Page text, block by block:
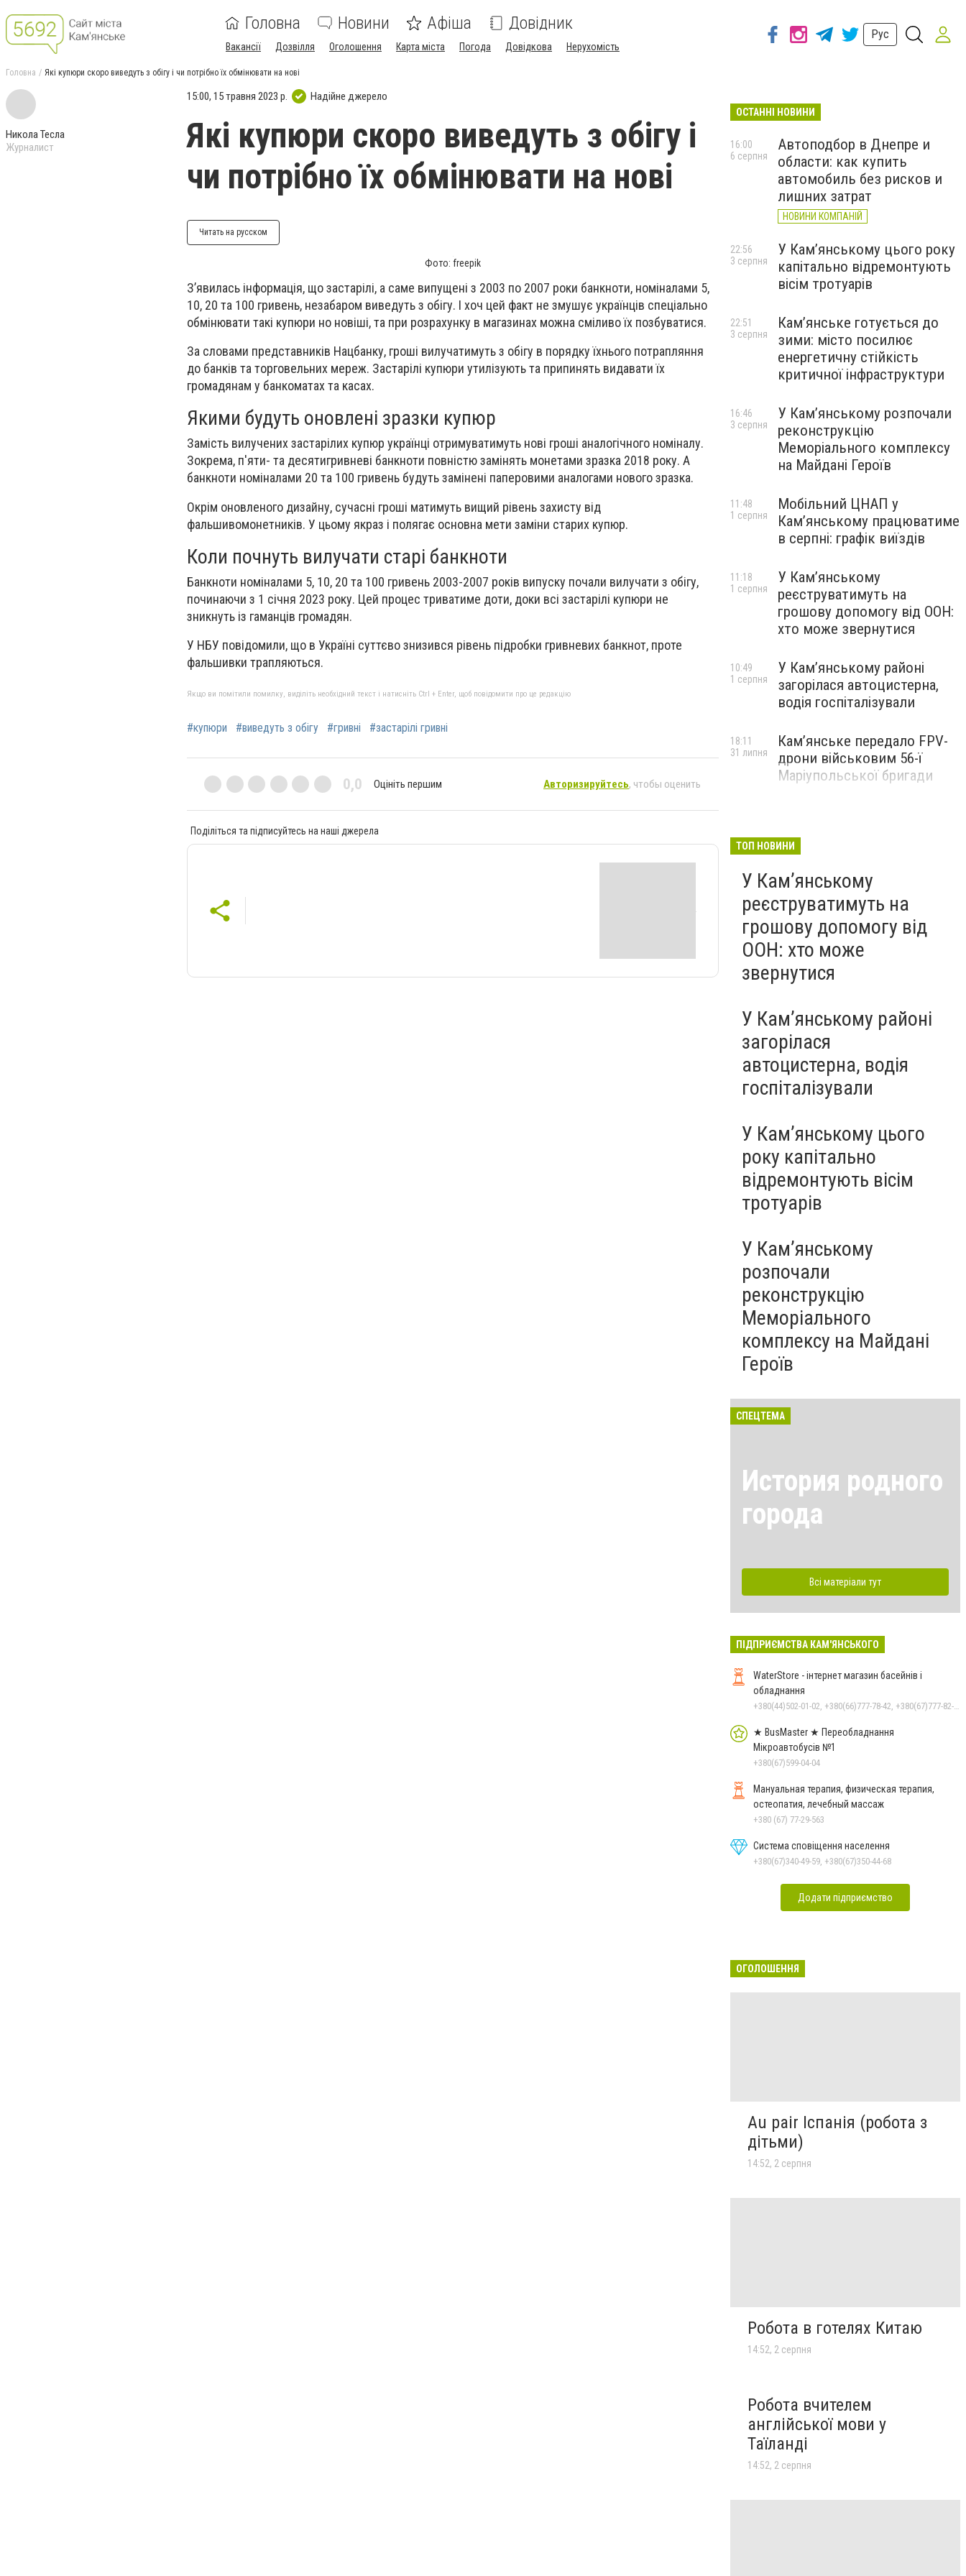
Головна Новини Афіша Довідник
Вакансії Дозвілля Оголошення Карта міста Погода Довідкова Нерухомість
Рус
Головна Які купюри скоро виведуть з обігу і чи потрібно їх обмінювати на нові
Никола Тесла
Журналист
15:00, 15 травня 2023 р. Надійне джерело
Які купюри скоро виведуть з обігу і
чи потрібно їх обмінювати на нові
Читать на русском
Фото: freepik
З’явилась інформація, що застарілі, а саме випущені з 2003 по 2007 роки банкноти, номіналами 5,
10, 20 та 100 гривень, незабаром виведуть з обігу. І хоч цей факт не змушує українців спеціально
обмінювати такі купюри но новіші, та при розрахунку в магазинах можна сміливо їх позбуватися.
За словами представників Нацбанку, гроші вилучатимуть з обігу в порядку їхнього потрапляння
до банків та торговельних мереж. Застарілі купюри утилізують та припинять видавати їх
громадянам у банкоматах та касах.
Якими будуть оновлені зразки купюр
Замість вилучених застарілих купюр українці отримуватимуть нові гроші аналогічного номіналу.
Зокрема, п'яти- та десятигривневі банкноти повністю замінять монетами зразка 2018 року. А
банкноти номіналами 20 та 100 гривень будуть замінені паперовими аналогами нового зразка.
Окрім оновленого дизайну, сучасні гроші матимуть вищий рівень захисту від
фальшивомонетників. У цьому якраз і полягає основна мети заміни старих купюр.
Коли почнуть вилучати старі банкноти
Банкноти номіналами 5, 10, 20 та 100 гривень 2003-2007 років випуску почали вилучати з обігу,
починаючи з 1 січня 2023 року. Цей процес триватиме доти, доки всі застарілі купюри не
зникнуть із гаманців громадян.
У НБУ повідомили, що в Україні суттєво знизився рівень підробки гривневих банкнот, проте
фальшивки трапляються.
Якщо ви помітили помилку, виділіть необхідний текст і натисніть Ctrl + Enter, щоб повідомити про це редакцію
#купюри #виведуть з обігу #гривні #застарілі гривні
0,0 Оцініть першим Авторизируйтесь, чтобы оценить
Поділіться та підписуйтесь на наші джерела
ОСТАННІ НОВИНИ
Автоподбор в Днепре и
области: как купить
автомобиль без рисков и
лишних затрат
НОВИНИ КОМПАНІЙ
16:00
6 серпня
У Кам’янському цього року
капітально відремонтують
вісім тротуарів
22:56
3 серпня
Кам’янське готується до
зими: місто посилює
енергетичну стійкість
критичної інфраструктури
22:51
3 серпня
У Кам’янському розпочали
реконструкцію
Меморіального комплексу
на Майдані Героїв
16:46
3 серпня
Мобільний ЦНАП у
Кам’янському працюватиме
в серпні: графік виїздів
11:48
1 серпня
У Кам’янському
реєструватимуть на
грошову допомогу від ООН:
хто може звернутися
11:18
1 серпня
У Кам’янському районі
загорілася автоцистерна,
водія госпіталізували
10:49
1 серпня
Кам’янське передало FPV-
дрони військовим 56-ї
Маріупольської бригади
18:11
31 липня
ТОП НОВИНИ
У Кам’янському
реєструватимуть на
грошову допомогу від
ООН: хто може
звернутися
У Кам’янському районі
загорілася
автоцистерна, водія
госпіталізували
У Кам’янському цього
року капітально
відремонтують вісім
тротуарів
У Кам’янському
розпочали
реконструкцію
Меморіального
комплексу на Майдані
Героїв
СПЕЦТЕМА
История родного
города
Всі матеріали тут
ПІДПРИЄМСТВА КАМ'ЯНСЬКОГО
WaterStore - інтернет магазин басейнів і
обладнання
★ BusMaster ★ Переобладнання
Мікроавтобусів №1
+380(67)599-04-04
Мануальная терапия, физическая терапия,
остеопатия, лечебный массаж
+380 (67) 77-29-563
Система сповіщення населення
+380(67)340-49-59, +380(67)350-44-68
Додати підприємство
ОГОЛОШЕННЯ
Au pair Іспанія (робота з
дітьми)
14:52, 2 серпня
Робота в готелях Китаю
14:52, 2 серпня
Робота вчителем
англійської мови у
Таїланді
14:52, 2 серпня